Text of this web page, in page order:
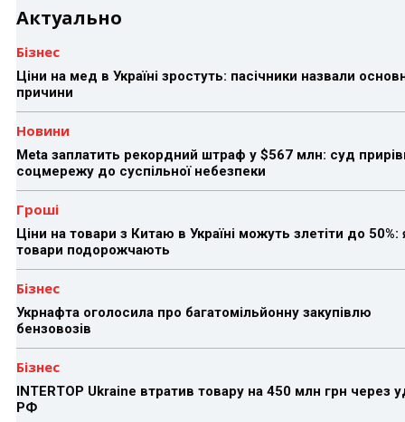
Актуально
Бізнес
Ціни на мед в Україні зростуть: пасічники назвали
причини
Новини
Meta заплатить рекордний штраф у $567 млн: суд
соцмережу до суспільної небезпеки
Гроші
Ціни на товари з Китаю в Україні можуть злетіти до 50%:
товари подорожчають
Бізнес
Укрнафта оголосила про багатомільйонну закупівлю
бензовозів
Бізнес
INTERTOP Ukraine втратив товару на 450 млн грн через
РФ